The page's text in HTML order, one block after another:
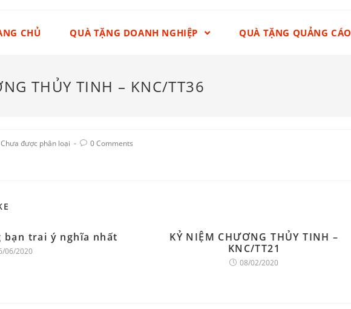
CHỦ QUÀ TẶNG DOANH NGHIỆP QUÀ TẶNG QUẢNG CÁO
THỦY TINH – KNC/TT36
Chưa được phân loại 0 Comments
bạn trai ý nghĩa nhất
06/2020
KỶ NIỆM CHƯƠNG THỦY TINH –
KNC/TT21
08/02/2020